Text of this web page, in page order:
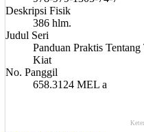
Deskripsi Fisik
386 hlm.
Judul Seri
Panduan Praktis
Kiat
No. Panggil
658.3124 MEL a